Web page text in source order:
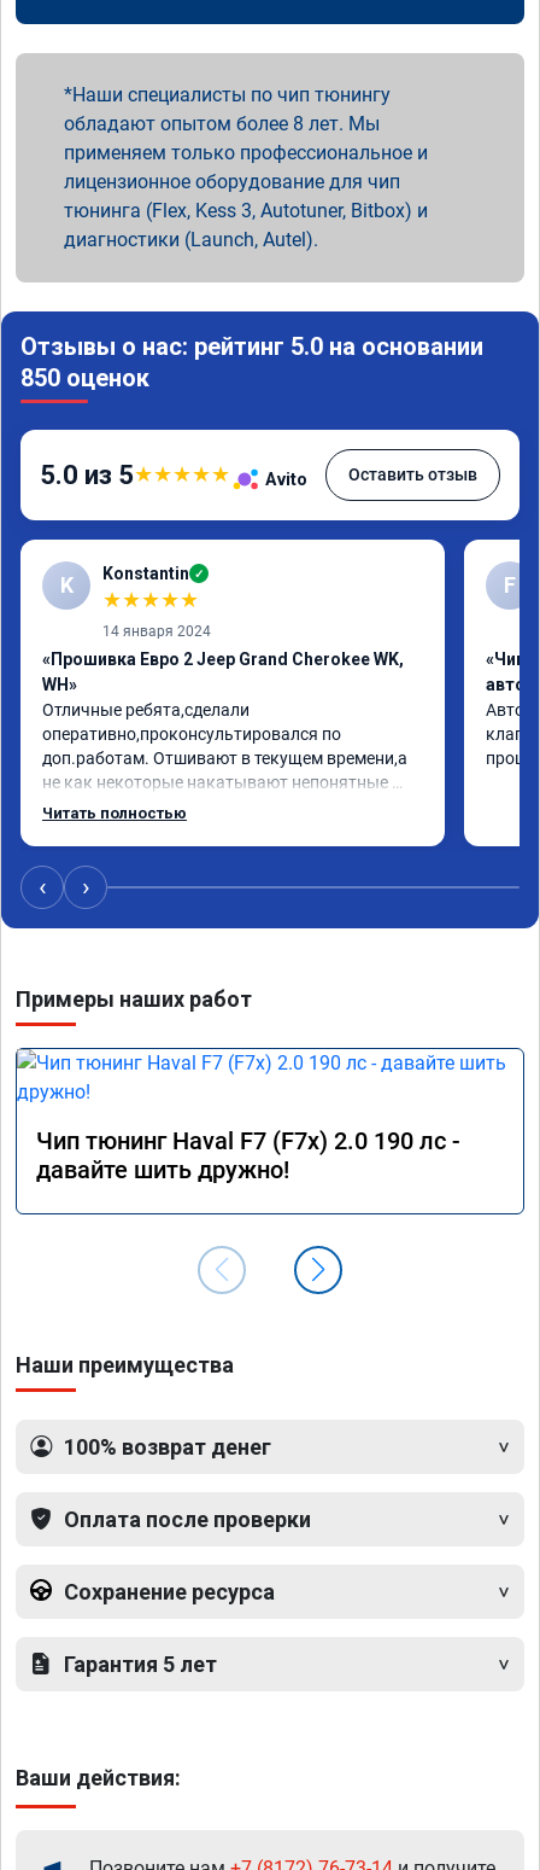
Наши специалисты по чип тюнингу
обладают опытом более 8 лет. Мы
применяем только профессиональное и
лицензионное оборудование для чип
тюнинга (Flex, Kess 3, Autotuner, Bitbox) и
диагностики (Launch, Autel).
Отзывы о нас: рейтинг 5.0 на основании
850 оценок
5.0 из 5★★★★★ Avito Оставить отзыв
K Konstantin ✓
★★★★★
14 января 2024
«Прошивка Евро 2 Jeep Grand Cherokee WK,
WH»
Отличные ребята,сделали
оперативно,проконсультировался по
доп.работам. Отшивают в текущем времени,а
не как некоторые накатывают непонятные
прошивки из интернета,чем вызывают больше
Рекомендую!
Читать полностью
F
«Чип
Авто
‹ ›
Примеры наших работ
Чип тюнинг Haval F7 (F7x) 2.0 190 лс -
давайте шить дружно!
Наши преимущества
100% возврат денег
Оплата после проверки
Сохранение ресурса
Гарантия 5 лет
Ваши действия: